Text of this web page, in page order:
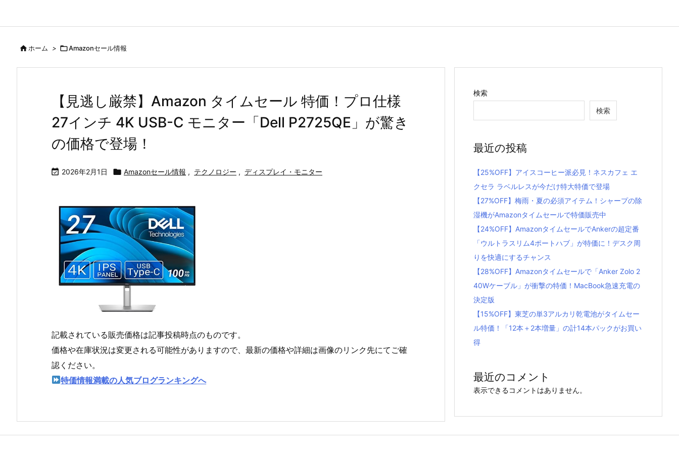
ホーム > Amazonセール情報
【見逃し厳禁】Amazon タイムセール 特価！プロ仕様
27インチ 4K USB-C モニター「Dell P2725QE」が驚き
の価格で登場！
 2026年2月1日  Amazonセール情報 , テクノロジー , ディスプレイ・モニター
記載されている販売価格は記事投稿時点のものです。
価格や在庫状況は変更される可能性がありますので、最新の価格や詳細は画像のリンク先にてご確
認ください。
特価情報満載の人気ブログランキングへ
検索
検索
最近の投稿
【25%OFF】アイスコーヒー派必見！ネスカフェ エ
クセラ ラベルレスが今だけ特大特価で登場
【27%OFF】梅雨・夏の必須アイテム！シャープの除
湿機がAmazonタイムセールで特価販売中
【24%OFF】AmazonタイムセールでAnkerの超定番
「ウルトラスリム4ポートハブ」が特価に！デスク周
りを快適にするチャンス
【28%OFF】Amazonタイムセールで「Anker Zolo 2
40Wケーブル」が衝撃の特価！MacBook急速充電の
決定版
【15%OFF】東芝の単3アルカリ乾電池がタイムセー
ル特価！「12本＋2本増量」の計14本パックがお買い
得
最近のコメント
表示できるコメントはありません。